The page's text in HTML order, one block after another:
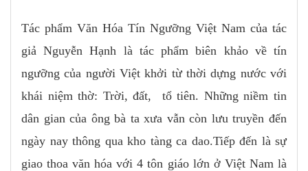
Tác phẩm Văn Hóa Tín Ngưỡng Việt Nam của tác
giả Nguyễn Hạnh là tác phẩm biên khảo về tín
ngưỡng của người Việt khởi từ thời dựng nước với
khái niệm thờ: Trời, đất, tổ tiên. Những niềm tin
dân gian của ông bà ta xưa vẫn còn lưu truyền đến
ngày nay thông qua kho tàng ca dao.Tiếp đến là sự
giao thoa văn hóa với 4 tôn giáo lớn ở Việt Nam là